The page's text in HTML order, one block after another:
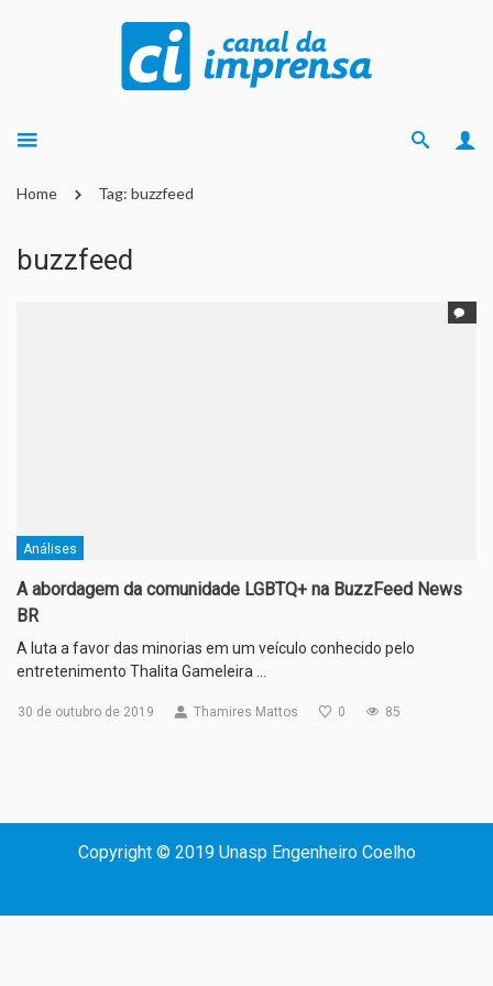
Home Tag: buzzfeed
buzzfeed
Análises
A abordagem da comunidade LGBTQ+ na BuzzFeed News
BR
A luta a favor das minorias em um veículo conhecido pelo
entretenimento Thalita Gameleira …
30 de outubro de 2019 Thamires Mattos 0 85
Copyright © 2019 Unasp Engenheiro Coelho